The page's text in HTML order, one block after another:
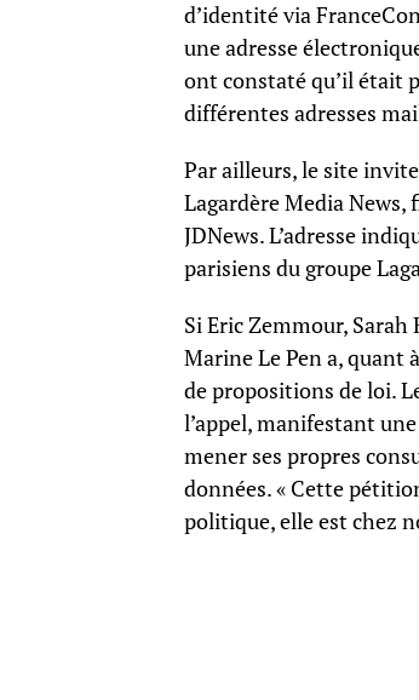
d’identité via
une adresse
ont constaté qu’il était
différentes adresses
Par ailleurs, le site
Lagardère Media
JDNews. L’adresse
parisiens du groupe
Si Eric Zemmour,
Marine Le Pen a, quant
de propositions de loi.
l’appel, manifestant
mener ses propres
données. « Cette
politique, elle est chez